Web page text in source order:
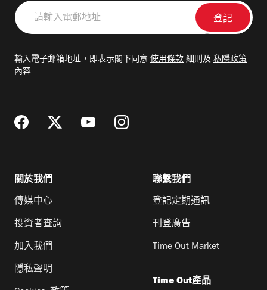
請
輸
郵
輸入電子郵箱地址，即表示閣下同意 使用條款 細則及 私隱政策
內容
關於我們
傳媒中心
投資者查詢
加入我們
隱私聲明
聯繫我們
登記定期通訊
刊登廣告
Time Out Market
Time Out產品